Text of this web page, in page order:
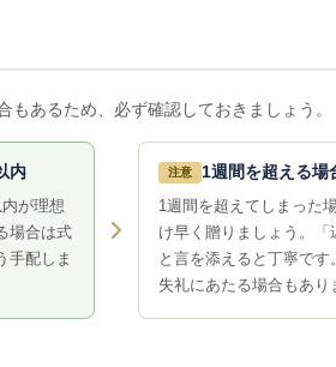
あるため、必ず確認しておきましょう。
内
が理想
場合は式
手配しま
注意 1週間を超える場
1週間を超えてしまった
け早く贈りましょう。「
と言を添えると丁寧です
失礼にあたる場合もあり